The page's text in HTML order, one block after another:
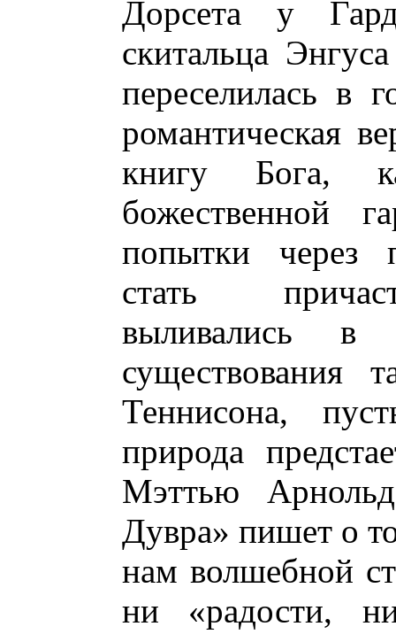
Дорсета у
скитальца
переселилась в
романтическая
книгу Бога,
божественной
попытки через
стать
выливались
существования
Теннисона,
природа
Мэттью
Дувра» пишет о
нам волшебной
ни «радости,